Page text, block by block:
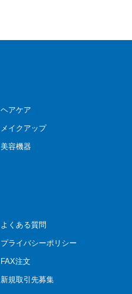
ヘアケア
メイクアップ
美容機器
よくある質問
プライバシーポリシー
FAX注文
新規取引先募集